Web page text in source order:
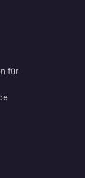
für